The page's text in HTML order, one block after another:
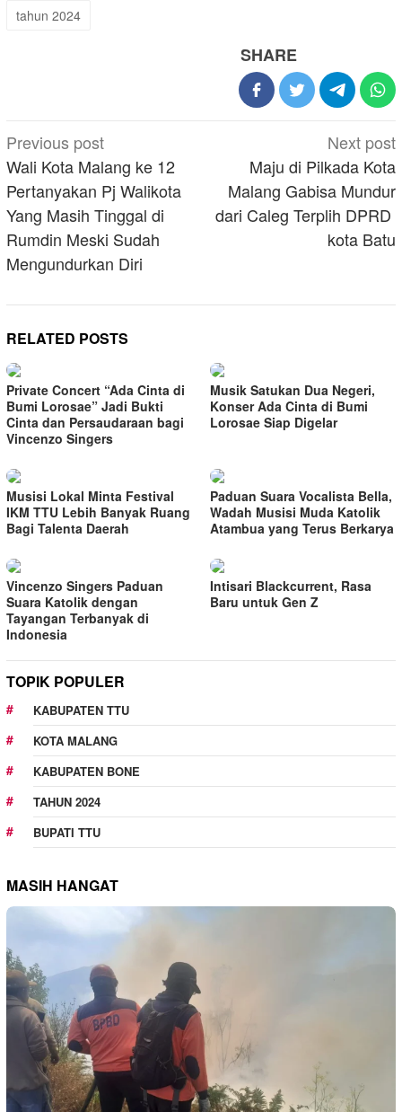
tahun 2024
SHARE
Post
navigation
Previous post
Wali Kota Malang ke 12
Pertanyakan Pj Walikota
Yang Masih Tinggal di
Rumdin Meski Sudah
Mengundurkan Diri
Next post
Maju di Pilkada Kota
Malang Gabisa Mundur
dari Caleg Terplih DPRD
kota Batu
RELATED POSTS
Private Concert “Ada Cinta di
Bumi Lorosae” Jadi Bukti
Cinta dan Persaudaraan bagi
Vincenzo Singers
Musik Satukan Dua Negeri,
Konser Ada Cinta di Bumi
Lorosae Siap Digelar
Musisi Lokal Minta Festival
IKM TTU Lebih Banyak Ruang
Bagi Talenta Daerah
Paduan Suara Vocalista Bella,
Wadah Musisi Muda Katolik
Atambua yang Terus Berkarya
Vincenzo Singers Paduan
Suara Katolik dengan
Tayangan Terbanyak di
Indonesia
Intisari Blackcurrent, Rasa
Baru untuk Gen Z
TOPIK POPULER
KABUPATEN TTU
KOTA MALANG
KABUPATEN BONE
TAHUN 2024
BUPATI TTU
MASIH HANGAT